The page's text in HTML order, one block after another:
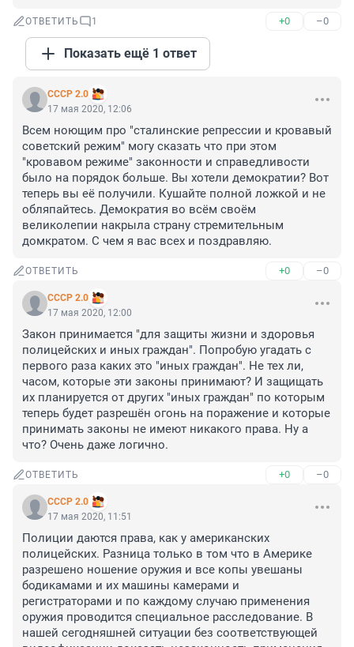
ОТВЕТИТЬ 1 +0 –0
Показать ещё 1 ответ
СССР 2.0
17 мая 2020, 12:06
Всем ноющим про "сталинские репрессии и кровавый
советский режим" могу сказать что при этом
"кровавом режиме" законности и справедливости
было на порядок больше. Вы хотели демократии? Вот
теперь вы её получили. Кушайте полной ложкой и не
обляпайтесь. Демократия во всём своём
великолепии накрыла страну стремительным
домкратом. С чем я вас всех и поздравляю.
ОТВЕТИТЬ +0 –0
СССР 2.0
17 мая 2020, 12:00
Закон принимается "для защиты жизни и здоровья
полицейских и иных граждан". Попробую угадать с
первого раза каких это "иных граждан". Не тех ли,
часом, которые эти законы принимают? И защищать
их планируется от других "иных граждан" по которым
теперь будет разрешён огонь на поражение и которые
принимать законы не имеют никакого права. Ну а
что? Очень даже логично.
ОТВЕТИТЬ +0 –0
СССР 2.0
17 мая 2020, 11:51
Полиции даются права, как у американских
полицейских. Разница только в том что в Америке
разрешено ношение оружия и все копы увешаны
бодикамами и их машины камерами и
регистраторами и по каждому случаю применения
оружия проводится специальное расследование. В
нашей сегодняшней ситуации без соответствующей